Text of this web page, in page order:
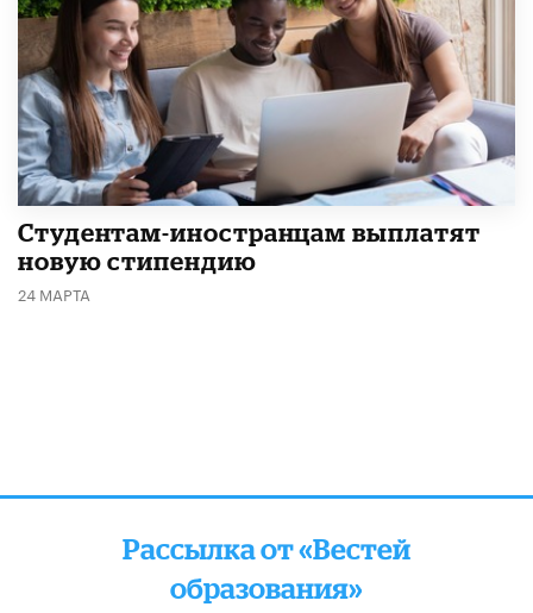
Студентам-иностранцам выплатят
новую стипендию
24 МАРТА
Рассылка от «Вестей
образования»